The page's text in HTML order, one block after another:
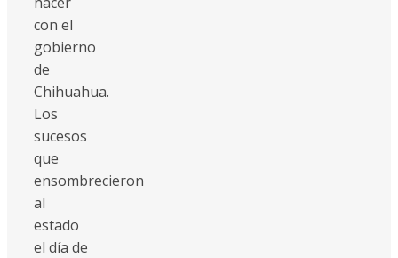
con el
gobierno
de
Chihuahua.
Los
sucesos
que
ensombrecieron
al
estado
el día de